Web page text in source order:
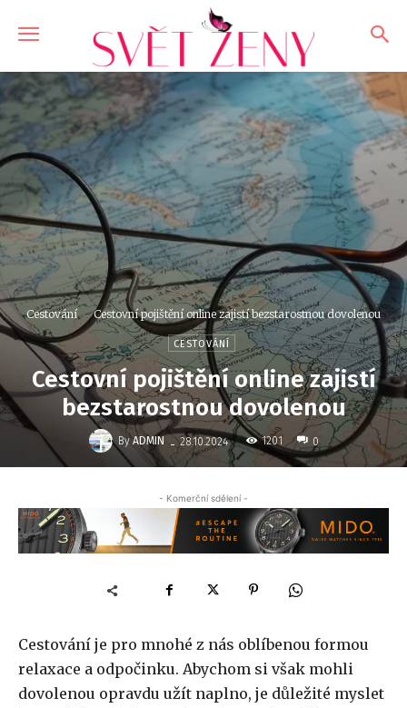
Cestování Cestovní pojištění online zajistí bezstarostnou dovolenou
CESTOVÁNÍ
Cestovní pojištění online zajistí
bezstarostnou dovolenou
By ADMIN - 28.10.2024 1201 0
- Komerční sdělení -
Cestování je pro mnohé z nás oblíbenou formou
relaxace a odpočinku. Abychom si však mohli
dovolenou opravdu užít naplno, je důležité myslet